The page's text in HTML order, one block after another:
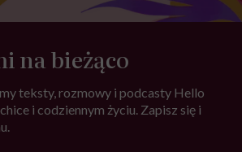
na bieżąco
teksty, rozmowy i podcasty Hello
i codziennym życiu. Zapisz się i